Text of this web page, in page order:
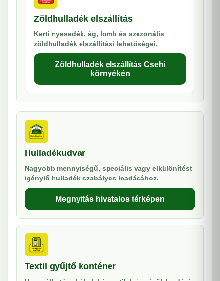
Zöldhulladék elszállítás
Kerti nyesedék, ág, lomb és szezonális
zöldhulladék elszállítási lehetőségei.
Zöldhulladék elszállítás Csehi
környékén
Hulladékudvar
Nagyobb mennyiségű, speciális vagy elkülönítést
igénylő hulladék szabályos leadásához.
Megnyitás hivatalos térképen
Textil gyűjtő konténer